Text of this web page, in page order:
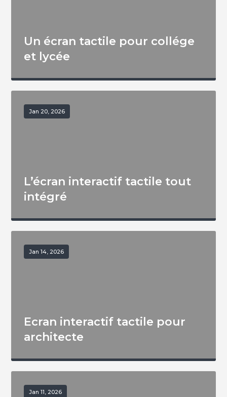
Un écran tactile pour collége
et lycée
Jan 20, 2026
L’écran interactif tactile tout
intégré
Jan 14, 2026
Ecran interactif tactile pour
architecte
Jan 11, 2026